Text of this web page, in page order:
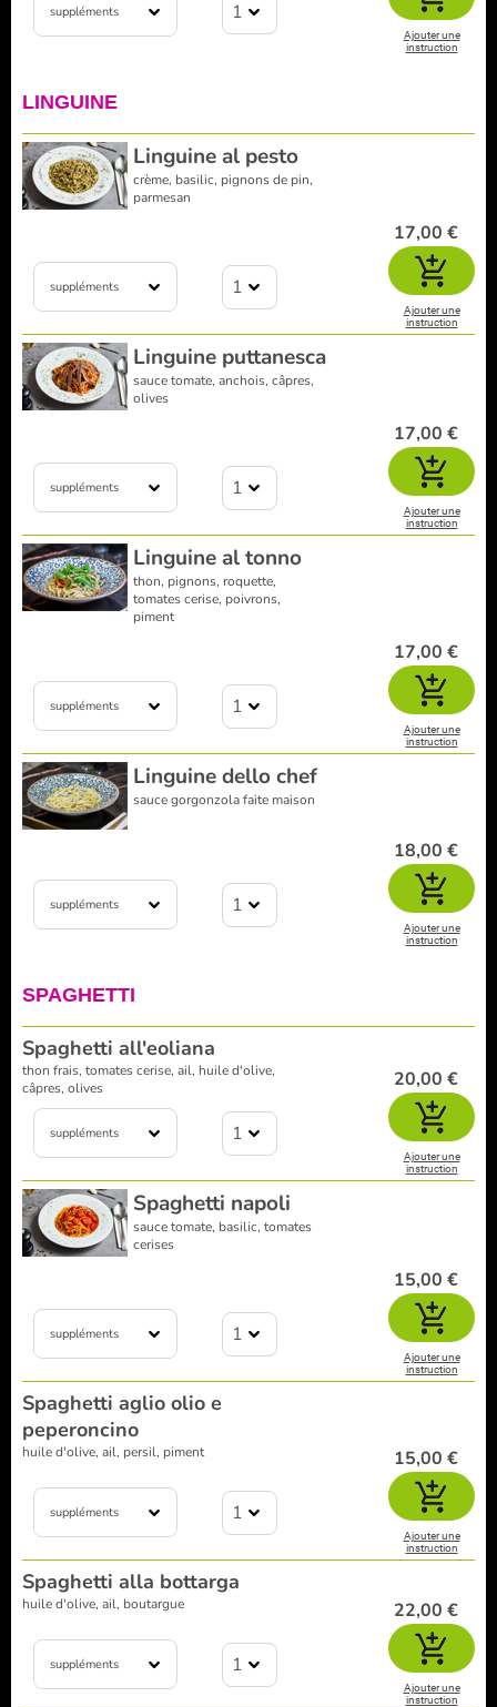
suppléments 1
Ajouter une
instruction
LINGUINE
Linguine al pesto
crème, basilic, pignons de pin,
parmesan
suppléments 1
17,00 €
Ajouter une
instruction
Linguine puttanesca
sauce tomate, anchois, câpres,
olives
suppléments 1
17,00 €
Ajouter une
instruction
Linguine al tonno
thon, pignons, roquette,
tomates cerise, poivrons,
piment
suppléments 1
17,00 €
Ajouter une
instruction
Linguine dello chef
sauce gorgonzola faite maison
suppléments 1
18,00 €
Ajouter une
instruction
SPAGHETTI
Spaghetti all'eoliana
thon frais, tomates cerise, ail, huile d'olive,
câpres, olives
suppléments 1
20,00 €
Ajouter une
instruction
Spaghetti napoli
sauce tomate, basilic, tomates
cerises
suppléments 1
15,00 €
Ajouter une
instruction
Spaghetti aglio olio e
peperoncino
huile d'olive, ail, persil, piment
suppléments 1
15,00 €
Ajouter une
instruction
Spaghetti alla bottarga
huile d'olive, ail, boutargue
suppléments 1
22,00 €
Ajouter une
instruction